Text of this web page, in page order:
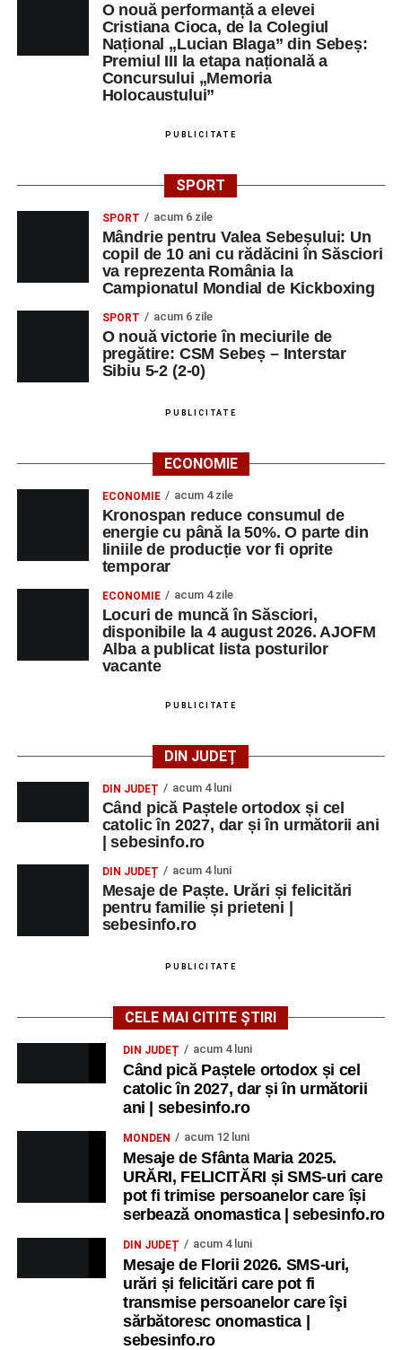
O nouă performanță a elevei
Cristiana Cioca, de la Colegiul
Național „Lucian Blaga” din Sebeș:
Premiul III la etapa națională a
Concursului „Memoria
Holocaustului”
PUBLICITATE
SPORT
SPORT acum 6 zile
Mândrie pentru Valea Sebeșului: Un
copil de 10 ani cu rădăcini în Săsciori
va reprezenta România la
Campionatul Mondial de Kickboxing
SPORT acum 6 zile
O nouă victorie în meciurile de
pregătire: CSM Sebeș – Interstar
Sibiu 5-2 (2-0)
PUBLICITATE
ECONOMIE
ECONOMIE acum 4 zile
Kronospan reduce consumul de
energie cu până la 50%. O parte din
liniile de producție vor fi oprite
temporar
ECONOMIE acum 4 zile
Locuri de muncă în Săsciori,
disponibile la 4 august 2026. AJOFM
Alba a publicat lista posturilor
vacante
PUBLICITATE
DIN JUDEȚ
DIN JUDEȚ acum 4 luni
Când pică Paștele ortodox și cel
catolic în 2027, dar și în următorii ani
| sebesinfo.ro
DIN JUDEȚ acum 4 luni
Mesaje de Paște. Urări și felicitări
pentru familie și prieteni |
sebesinfo.ro
PUBLICITATE
CELE MAI CITITE ȘTIRI
DIN JUDEȚ acum 4 luni
Când pică Paștele ortodox și cel
catolic în 2027, dar și în următorii
ani | sebesinfo.ro
MONDEN acum 12 luni
Mesaje de Sfânta Maria 2025.
URĂRI, FELICITĂRI și SMS-uri care
pot fi trimise persoanelor care își
serbează onomastica | sebesinfo.ro
DIN JUDEȚ acum 4 luni
Mesaje de Florii 2026. SMS-uri,
urări și felicitări care pot fi
transmise persoanelor care îşi
sărbătoresc onomastica |
sebesinfo.ro